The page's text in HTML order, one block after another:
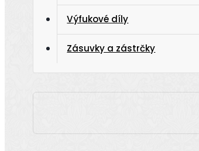
Výfukové díly
Zásuvky a zástrčky